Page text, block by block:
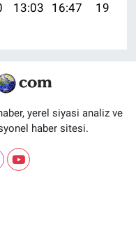
13:03 16:47 19:47
yerel siyasi analiz ve
haber sitesi.